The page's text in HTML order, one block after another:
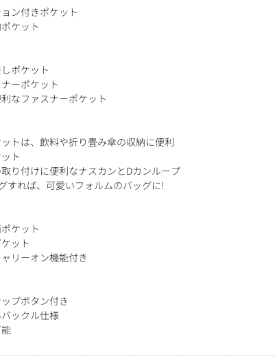
ン付きポケット
ケット
ポケット
ーポケット
なファスナーポケット
トは、飲料や折り畳み傘の収納に便利
ト
り付けに便利なナスカンとDカンループ
すれば、可愛いフォルムのバッグに!
ケット
ット
リーオン機能付き
プボタン付き
ックル仕様